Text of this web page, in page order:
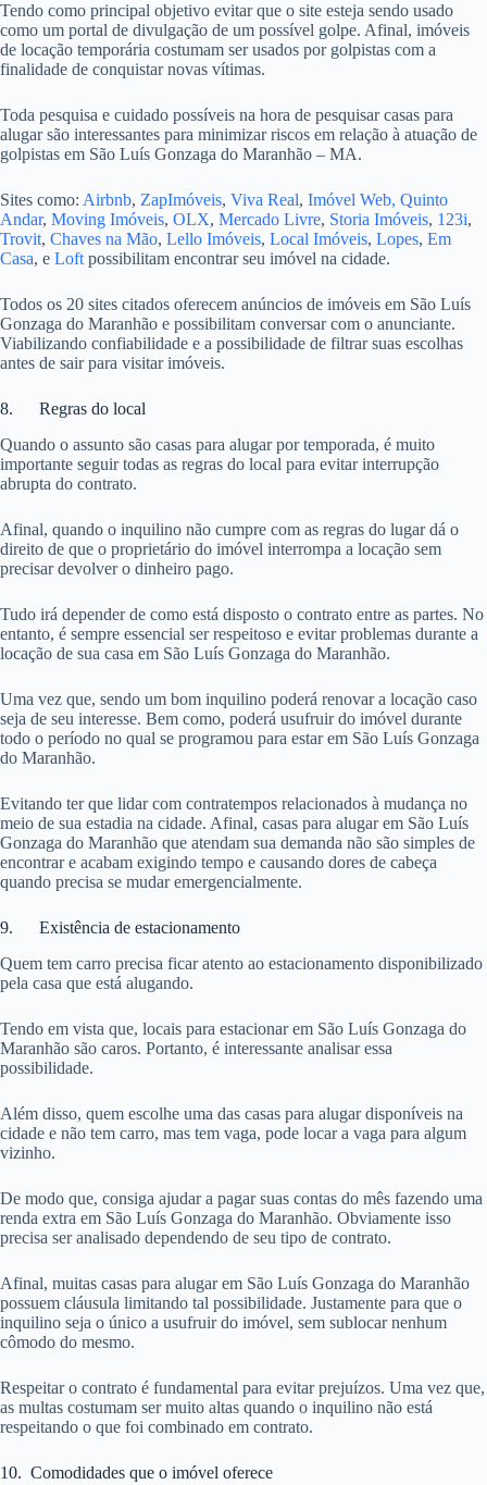
Tendo como principal objetivo evitar que o site esteja sendo usado
como um portal de divulgação de um possível golpe. Afinal, imóveis
de locação temporária costumam ser usados por golpistas com a
finalidade de conquistar novas vítimas.
Toda pesquisa e cuidado possíveis na hora de pesquisar casas para
alugar são interessantes para minimizar riscos em relação à atuação de
golpistas em São Luís Gonzaga do Maranhão – MA.
Sites como: Airbnb, ZapImóveis, Viva Real, Imóvel Web, Quinto
Andar, Moving Imóveis, OLX, Mercado Livre, Storia Imóveis, 123i,
Trovit, Chaves na Mão, Lello Imóveis, Local Imóveis, Lopes, Em
Casa, e Loft possibilitam encontrar seu imóvel na cidade.
Todos os 20 sites citados oferecem anúncios de imóveis em São Luís
Gonzaga do Maranhão e possibilitam conversar com o anunciante.
Viabilizando confiabilidade e a possibilidade de filtrar suas escolhas
antes de sair para visitar imóveis.
8. Regras do local
Quando o assunto são casas para alugar por temporada, é muito
importante seguir todas as regras do local para evitar interrupção
abrupta do contrato.
Afinal, quando o inquilino não cumpre com as regras do lugar dá o
direito de que o proprietário do imóvel interrompa a locação sem
precisar devolver o dinheiro pago.
Tudo irá depender de como está disposto o contrato entre as partes. No
entanto, é sempre essencial ser respeitoso e evitar problemas durante a
locação de sua casa em São Luís Gonzaga do Maranhão.
Uma vez que, sendo um bom inquilino poderá renovar a locação caso
seja de seu interesse. Bem como, poderá usufruir do imóvel durante
todo o período no qual se programou para estar em São Luís Gonzaga
do Maranhão.
Evitando ter que lidar com contratempos relacionados à mudança no
meio de sua estadia na cidade. Afinal, casas para alugar em São Luís
Gonzaga do Maranhão que atendam sua demanda não são simples de
encontrar e acabam exigindo tempo e causando dores de cabeça
quando precisa se mudar emergencialmente.
9. Existência de estacionamento
Quem tem carro precisa ficar atento ao estacionamento disponibilizado
pela casa que está alugando.
Tendo em vista que, locais para estacionar em São Luís Gonzaga do
Maranhão são caros. Portanto, é interessante analisar essa
possibilidade.
Além disso, quem escolhe uma das casas para alugar disponíveis na
cidade e não tem carro, mas tem vaga, pode locar a vaga para algum
vizinho.
De modo que, consiga ajudar a pagar suas contas do mês fazendo uma
renda extra em São Luís Gonzaga do Maranhão. Obviamente isso
precisa ser analisado dependendo de seu tipo de contrato.
Afinal, muitas casas para alugar em São Luís Gonzaga do Maranhão
possuem cláusula limitando tal possibilidade. Justamente para que o
inquilino seja o único a usufruir do imóvel, sem sublocar nenhum
cômodo do mesmo.
Respeitar o contrato é fundamental para evitar prejuízos. Uma vez que,
as multas costumam ser muito altas quando o inquilino não está
respeitando o que foi combinado em contrato.
10. Comodidades que o imóvel oferece